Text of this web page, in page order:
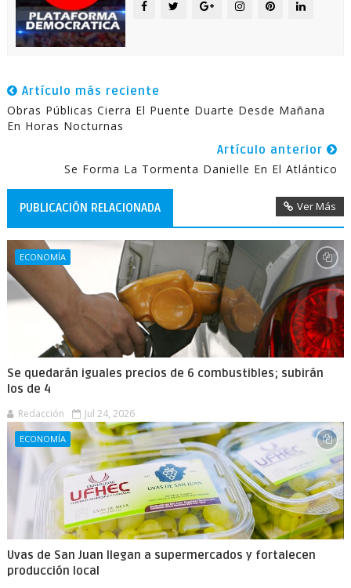
Artículo más reciente
Obras Públicas Cierra El Puente Duarte Desde Mañana
En Horas Nocturnas
Artículo anterior
Se Forma La Tormenta Danielle En El Atlántico
PUBLICACIÓN RELACIONADA Ver Más
ECONOMÍA
Se quedarán iguales precios de 6 combustibles; subirán
los de 4
Redacción Jul 24, 2026
ECONOMÍA
Uvas de San Juan llegan a supermercados y fortalecen
producción local